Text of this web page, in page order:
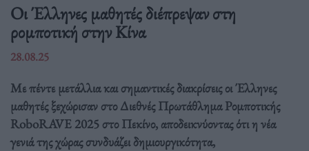
Οι Έλληνες μαθητές διέπρεψαν στη
ρομποτική στην Κίνα
28.08.25
Με πέντε μετάλλια και σημαντικές διακρίσεις οι Έλληνες
μαθητές ξεχώρισαν στο Διεθνές Πρωτάθλημα Ρομποτικής
RoboRAVE 2025 στο Πεκίνο, αποδεικνύοντας ότι η νέα
γενιά της χώρας συνδυάζει δημιουργικότητα,